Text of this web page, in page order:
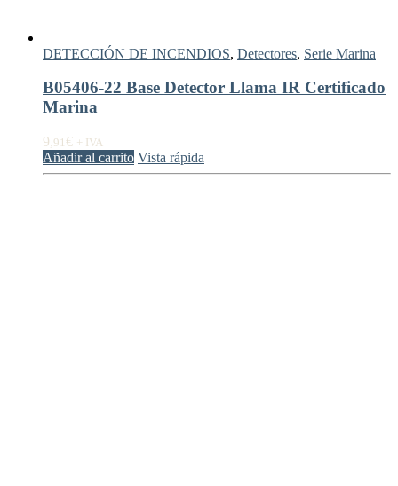
DETECCIÓN DE INCENDIOS, Detectores, Serie Marina
B05406-22 Base Detector Llama IR Certificado
Marina
9,91 € + IVA
Añadir al carrito Vista rápida